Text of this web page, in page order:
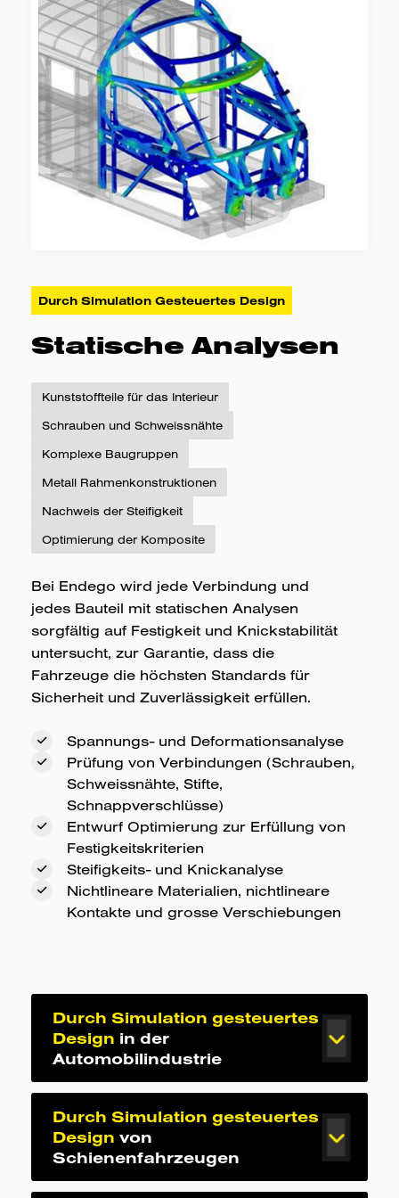
Durch Simulation Gesteuertes Design
Statische Analysen
Kunststoffteile für das Interieur
Schrauben und Schweissnähte
Komplexe Baugruppen
Metall Rahmenkonstruktionen
Nachweis der Steifigkeit
Optimierung der Komposite
Bei Endego wird jede Verbindung und
jedes Bauteil mit statischen Analysen
sorgfältig auf Festigkeit und Knickstabilität
untersucht, zur Garantie, dass die
Fahrzeuge die höchsten Standards für
Sicherheit und Zuverlässigkeit erfüllen.
Spannungs- und Deformationsanalyse
Prüfung von Verbindungen (Schrauben,
Schweissnähte, Stifte,
Schnappverschlüsse)
Entwurf Optimierung zur Erfüllung von
Festigkeitskriterien
Steifigkeits- und Knickanalyse
Nichtlineare Materialien, nichtlineare
Kontakte und grosse Verschiebungen
Durch Simulation gesteuertes
Design in der
Automobilindustrie
Steifigkeits- und
Festigkeitssimulationen
Montage- und
Befestigungssimulationen
Durch Simulation gesteuertes
Design von
Schienenfahrzeugen